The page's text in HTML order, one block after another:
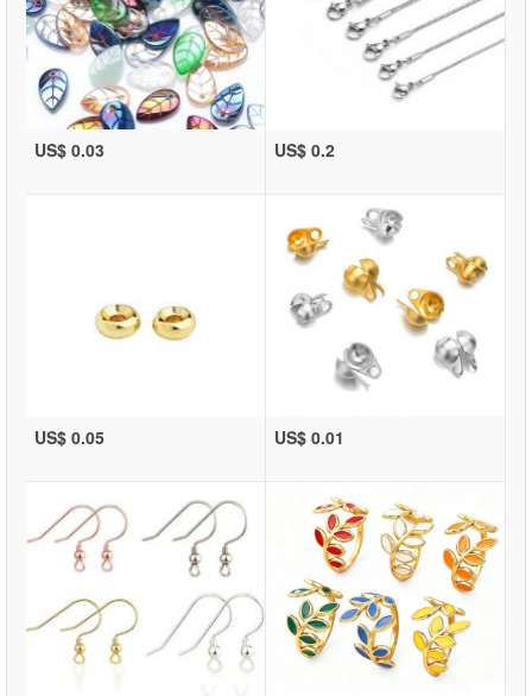
US$ 0.03 US$ 0.2
US$ 0.05 US$ 0.01